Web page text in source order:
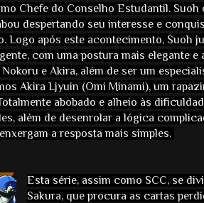
Chefe do Conselho Estudantil.
despertando seu interesse e
Logo após este acontecimento, Suoh
com uma postura mais elegante
e Akira, além de ser um
Akira Ljyuin (Omi Minami), um
abobado e alheio às
além de desenrolar a lógica
a resposta mais simples.
Esta série, assim como SCC, se
Sakura, que procura as cartas